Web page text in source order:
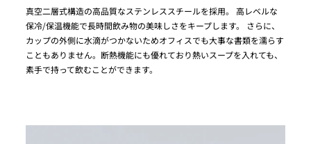
真空二層式構造の高品質なステンレススチールを採用。 高レベルな
保冷/保温機能で長時間飲み物の美味しさをキープします。 さらに、
カップの外側に水滴がつかないためオフィスでも大事な書類を濡らす
こともありません。断熱機能にも優れており熱いスープを入れても、
素手で持って飲むことができます。